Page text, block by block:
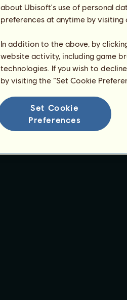
about Ubisoft's use of personal
preferences at anytime by
In addition to the above, by
website activity, including game
technologies. If you wish to
by visiting the “Set Cookie
Set Cookie
Preferences